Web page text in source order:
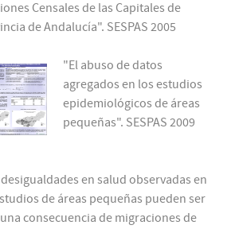
Censales de las Capitales de
de Andalucía". SESPAS 2005
"El abuso de datos
agregados en los estudios
epidemiológicos de áreas
pequeñas". SESPAS 2009
en salud observadas en
de áreas pequeñas pueden ser
consecuencia de migraciones de